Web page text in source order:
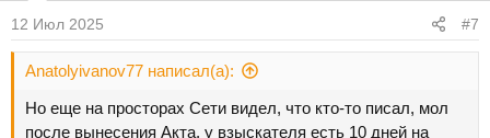
12 Июл 2025 #7
Anatolyivanov77 написал(а):
Но еще на просторах Сети видел, что кто-то писал, мол
после вынесения Акта, у взыскателя есть 10 дней на